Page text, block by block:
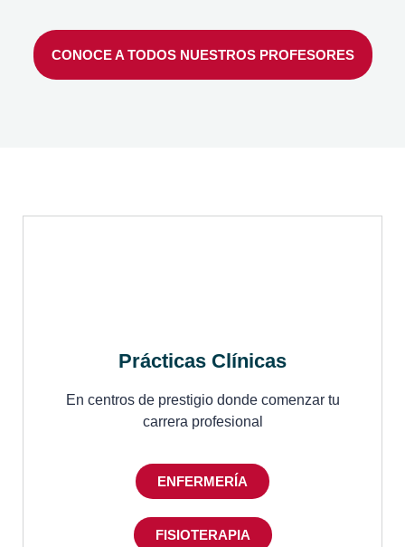
CONOCE A TODOS NUESTROS PROFESORES
Prácticas Clínicas
En centros de prestigio donde comenzar tu
carrera profesional
ENFERMERÍA
FISIOTERAPIA